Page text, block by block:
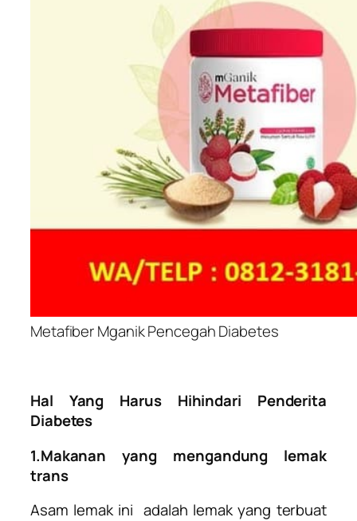
Metafiber Mganik Pencegah Diabetes
Hal Yang Harus Hihindari Penderita
Diabetes
1.Makanan yang mengandung lemak
trans
Asam lemak ini adalah lemak yang terbuat